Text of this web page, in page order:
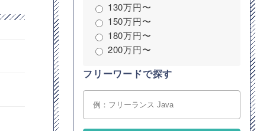
130万円〜
150万円〜
180万円〜
200万円〜
フリーワードで探す